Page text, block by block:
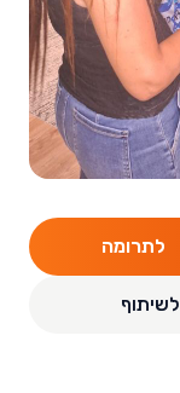
לתרומה
לשיתוף